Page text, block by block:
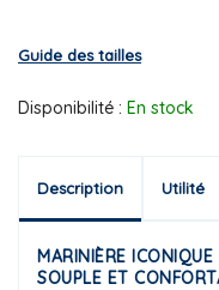
Guide des tailles
Disponibilité : En stock
Description Utilité
MARINIÈRE
SOUPLE ET